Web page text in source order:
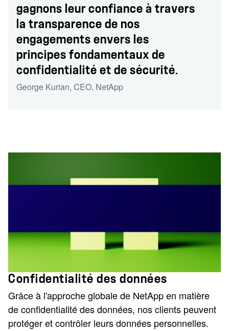
gagnons leur confiance à travers
la transparence de nos
engagements envers les
principes fondamentaux de
confidentialité et de sécurité.
George Kurian, CEO, NetApp
Confidentialité des données
Grâce à l'approche globale de NetApp en matière
de confidentialité des données, nos clients peuvent
protéger et contrôler leurs données personnelles.